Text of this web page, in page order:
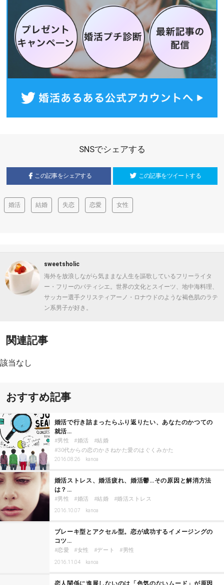
SNSでシェアする
この記事をシェアする この記事をツイートする
婚活 結婚 失恋 恋愛 女性
sweetsholic
海外を放浪しながら気ままな人生を謳歌しているフリーライタ
ー・フリーのパティシエ。世界の文化とスイーツ、地中海料理、
サッカー選手クリスティアーノ・ロナウドのような褐色肌のラテ
ン系男子が好き。
関連記事
該当なし
おすすめ記事
婚活で行き詰まったらふり返りたい、あなたのかつての
就活…
男性 婚活
結婚
30代からの恋のかさねかた愛のはぐくみかた
2016.08.26 kanoa
婚活ストレス、婚活疲れ、婚活鬱…その原因と解消方法
は？…
男性 婚活 結婚 婚活ストレス
2016.10.07 kanoa
ブレーキ型とアクセル型。恋が成功するイメージングの
コツ…
恋愛 女性 デート 男性
2016.11.04 kanoa
恋人関係に進展しないのは「色気のないムード」が原因